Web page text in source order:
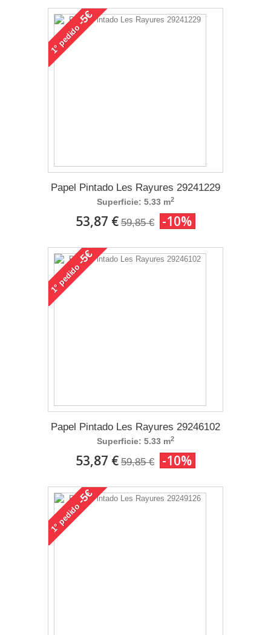
1°
pedido
-5€
Papel Pintado Les Rayures 29241229
Superficie: 5.33 m2
53,87 € 59,85 € -10%
1°
pedido
-5€
Papel Pintado Les Rayures 29246102
Superficie: 5.33 m2
53,87 € 59,85 € -10%
1°
pedido
-5€